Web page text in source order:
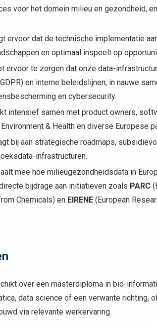
voor het domein milieu en gezondheid,
ervoor dat de technische implementatie
en optimaal inspeelt op
ervoor te zorgen dat onze data-
en interne beleidslijnen, in nauwe
en cybersecurity.
intensief samen met product owners,
& Health en diverse Europese
bij aan strategische roadmaps,
infrastructuren.
mee hoe milieugezondheidsdata in
bijdrage aan initiatieven zoals PARC
Chemicals) en EIRENE (European
over een masterdiploma in bio-
data science of een verwante richting,
via relevante werkervaring.